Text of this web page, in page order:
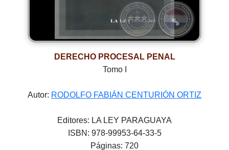
DERECHO PROCESAL PENAL
Tomo I
Autor: RODOLFO FABIÁN CENTURIÓN ORTIZ
Editores: LA LEY PARAGUAYA
ISBN: 978-99953-64-33-5
Páginas: 720